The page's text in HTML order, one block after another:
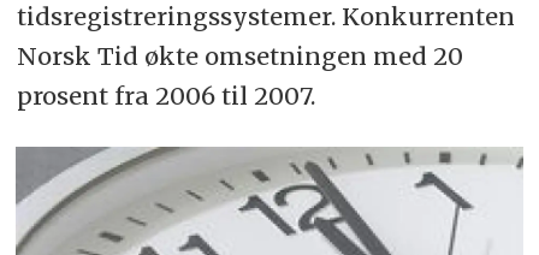
tidsregistreringssystemer. Konkurrenten
Norsk Tid økte omsetningen med 20
prosent fra 2006 til 2007.